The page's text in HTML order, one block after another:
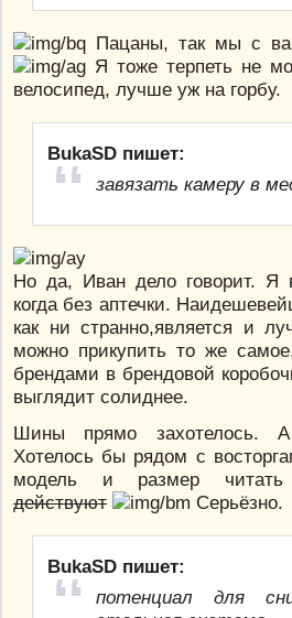
Пацаны, так мы с
Я тоже терпеть не
велосипед, лучше уж на горбу.
BukaSD пишет:
завязать камеру в
Но да, Иван дело говорит. Я
когда без аптечки.
как ни странно,является и
можно прикупить то же
брендами в брендовой
выглядит солиднее.
Шины прямо захотелось.
Хотелось бы рядом с
модель и размер
действуют
Серьёзно.
BukaSD пишет:
потенциал для